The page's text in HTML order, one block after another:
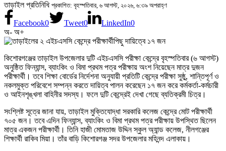
তাড়াইল প্রতিনিধি প্রকাশিত: বৃহস্পতিবার, ৬ আগস্ট, ২০২৬, ৬:৩৯ অপরাহ্ণ
Facebook0 Tweet0 LinkedIn0
অ- অ+
কিশোরগঞ্জের তাড়াইল উপজেলার দুটি এইচএসসি পরীক্ষা কেন্দ্রে বৃহস্পতিবার (৬ আগস্ট)
অনুষ্ঠিত ফিন্যান্স, ব্যাংকিং ও বিমা প্রথম পত্র পরীক্ষায় অংশ নিয়েছেন মাত্র দুজন
পরীক্ষার্থী। তবে শিক্ষা বোর্ডের নির্দেশনা অনুযায়ী প্রতিটি কেন্দ্রে পরীক্ষা সুষ্ঠু, শান্তিপূর্ণ ও
নকলমুক্ত পরিবেশে সম্পন্ন করতে দায়িত্ব পালন করেছেন ১৭ জন করে কর্মকর্তা-কর্মচারী
ও আইনশৃঙ্খলা বাহিনীর সদস্য। ফলে দুটি কেন্দ্রেই দেখা গেছে ব্যতিক্রমী চিত্র।
সংশ্লিষ্ট সূত্রে জানা যায়, তাড়াইল মুক্তিযোদ্ধা সরকারি কলেজ কেন্দ্রে মোট পরীক্ষার্থী
৭০৫ জন। তবে এদিন ফিন্যান্স, ব্যাংকিং ও বিমা প্রথম পত্র পরীক্ষায় উপস্থিত ছিলেন
মাত্র একজন পরীক্ষার্থী। তিনি হাজী মোমতাজ উদ্দিন স্কুল অ্যান্ড কলেজ, নীলগঞ্জের
শিক্ষার্থী রাকিব মিয়া। তাঁর বাড়ি কিশোরগঞ্জ সদর উপজেলার মহিনন্দ এলাকায়।